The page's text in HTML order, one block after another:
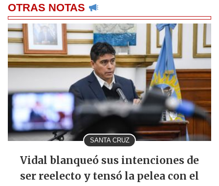
OTRAS NOTAS
SANTA CRUZ
Vidal blanqueó sus intenciones de
ser reelecto y tensó la pelea con el